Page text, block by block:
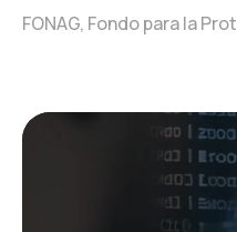
Reproductor
FONAG, Fondo para la